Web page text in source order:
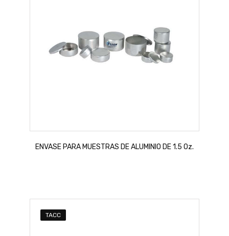
ENVASE PARA MUESTRAS DE ALUMINIO DE 1.5 Oz.
TACC